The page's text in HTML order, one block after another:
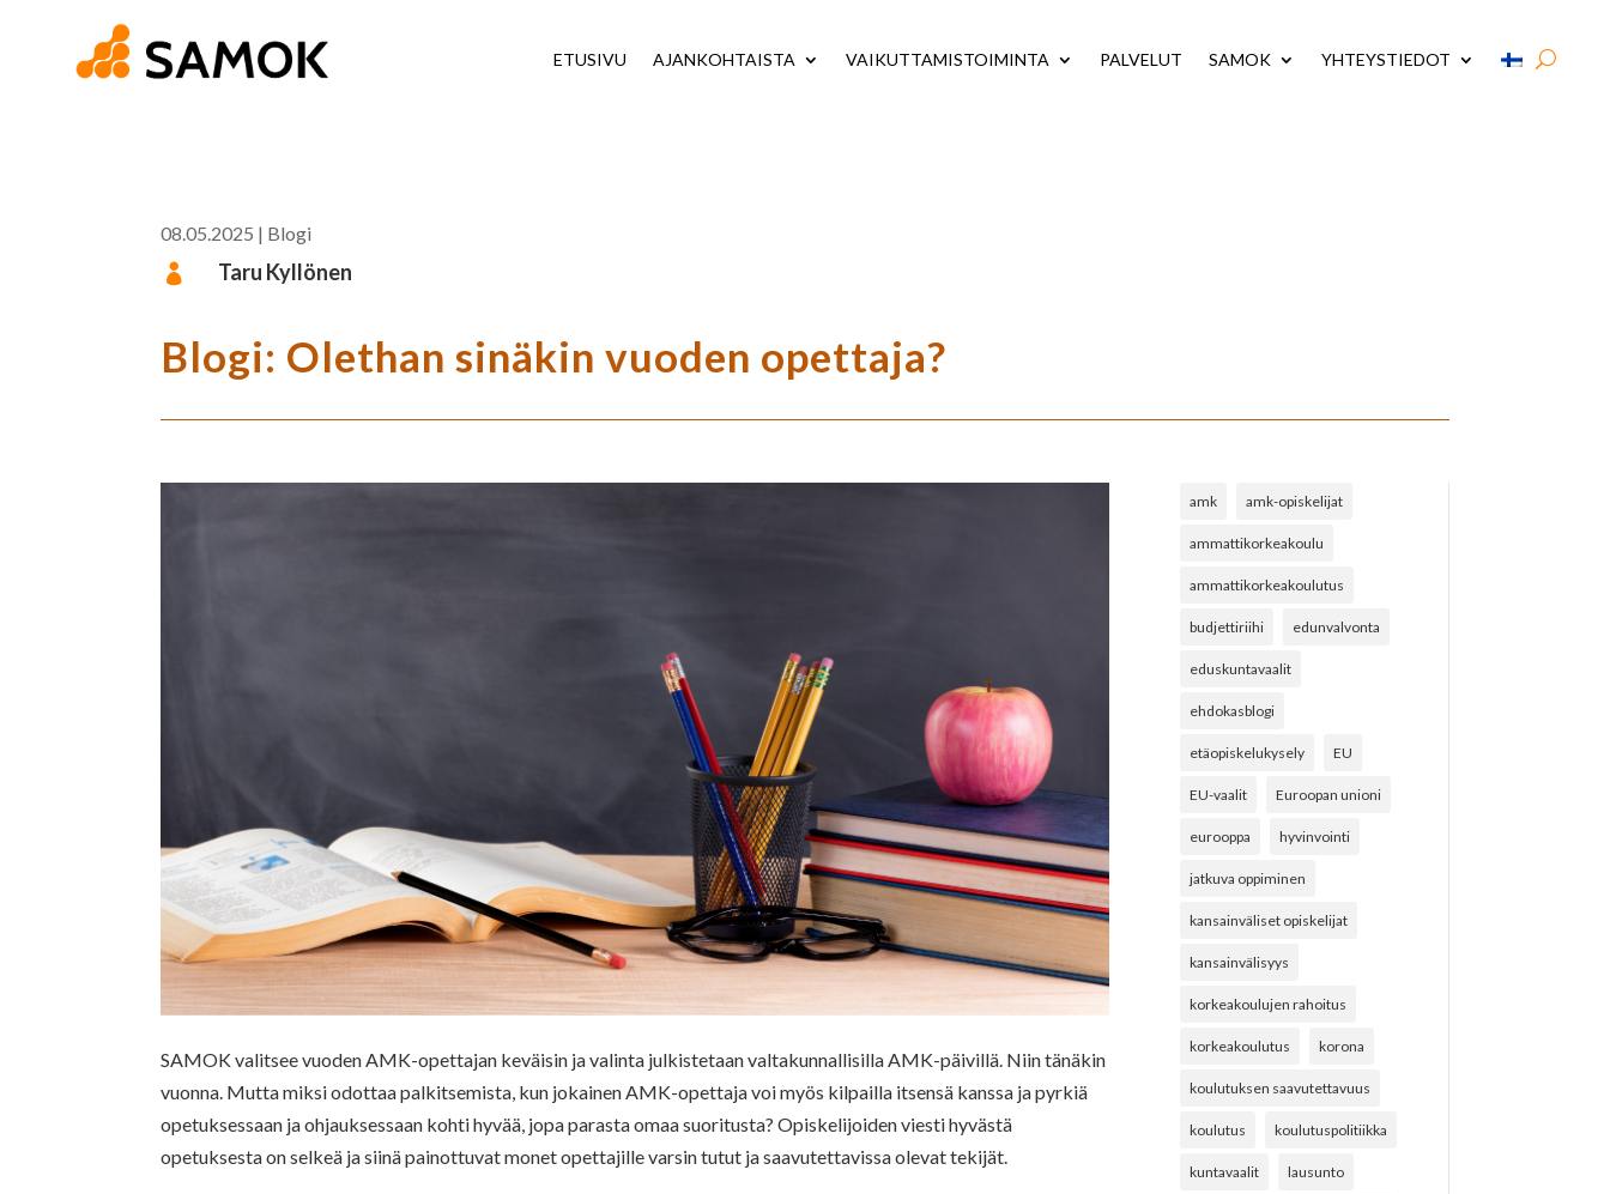
ETUSIVU AJANKOHTAISTA VAIKUTTAMISTOIMINTA PALVELUT SAMOK YHTEYSTIEDOT
08.05.2025 | Blogi
 Taru Kyllönen
Blogi: Olethan sinäkin vuoden opettaja?
SAMOK valitsee vuoden AMK-opettajan keväisin ja valinta julkistetaan valtakunnallisilla AMK-päivillä. Niin tänäkin
vuonna. Mutta miksi odottaa palkitsemista, kun jokainen AMK-opettaja voi myös kilpailla itsensä kanssa ja pyrkiä
opetuksessaan ja ohjauksessaan kohti hyvää, jopa parasta omaa suoritusta? Opiskelijoiden viesti hyvästä
opetuksesta on selkeä ja siinä painottuvat monet opettajille varsin tutut ja saavutettavissa olevat tekijät.
amk amk-opiskelijat
ammattikorkeakoulu
ammattikorkeakoulutus
budjettiriihi edunvalvonta
eduskuntavaalit
ehdokasblogi
etäopiskelukysely EU
EU-vaalit Euroopan unioni
eurooppa hyvinvointi
jatkuva oppiminen
kansainväliset opiskelijat
kansainvälisyys
korkeakoulujen rahoitus
korkeakoulutus korona
koulutuksen saavutettavuus
koulutus koulutuspolitiikka
kuntavaalit lausunto